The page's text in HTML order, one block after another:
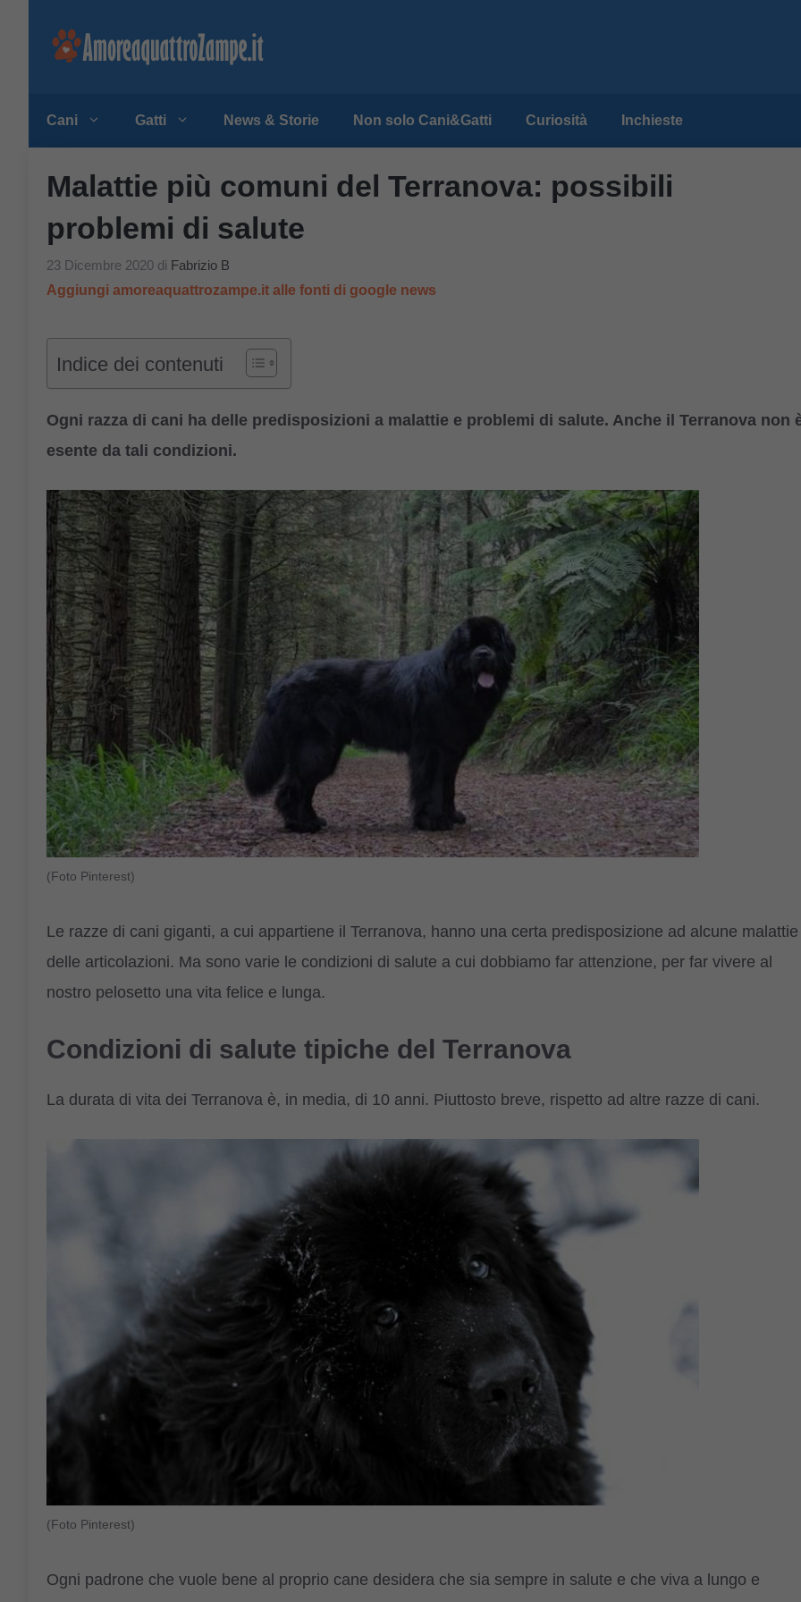
Cani Gatti News & Storie Non solo Cani&Gatti Curiosità Inchieste
Malattie più comuni del Terranova: possibili
problemi di salute
23 Dicembre 2020 di Fabrizio B
Aggiungi amoreaquattrozampe.it alle fonti di google news
Indice dei contenuti
Ogni razza di cani ha delle predisposizioni a malattie e problemi di salute. Anche il Terranova non
esente da tali condizioni.
(Foto Pinterest)
Le razze di cani giganti, a cui appartiene il Terranova, hanno una certa predisposizione ad alcune malattie
delle articolazioni. Ma sono varie le condizioni di salute a cui dobbiamo far attenzione, per far vivere al
nostro pelosetto una vita felice e lunga.
Condizioni di salute tipiche del Terranova
La durata di vita dei Terranova è, in media, di 10 anni. Piuttosto breve, rispetto ad altre razze di cani.
(Foto Pinterest)
Ogni padrone che vuole bene al proprio cane desidera che sia sempre in salute e che viva a lungo e